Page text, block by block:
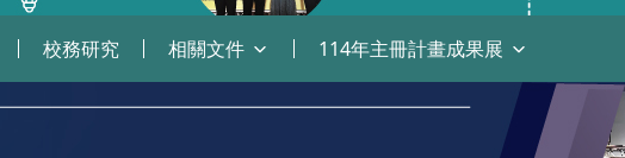
校務研究 相關文件 114年主冊計畫成果展